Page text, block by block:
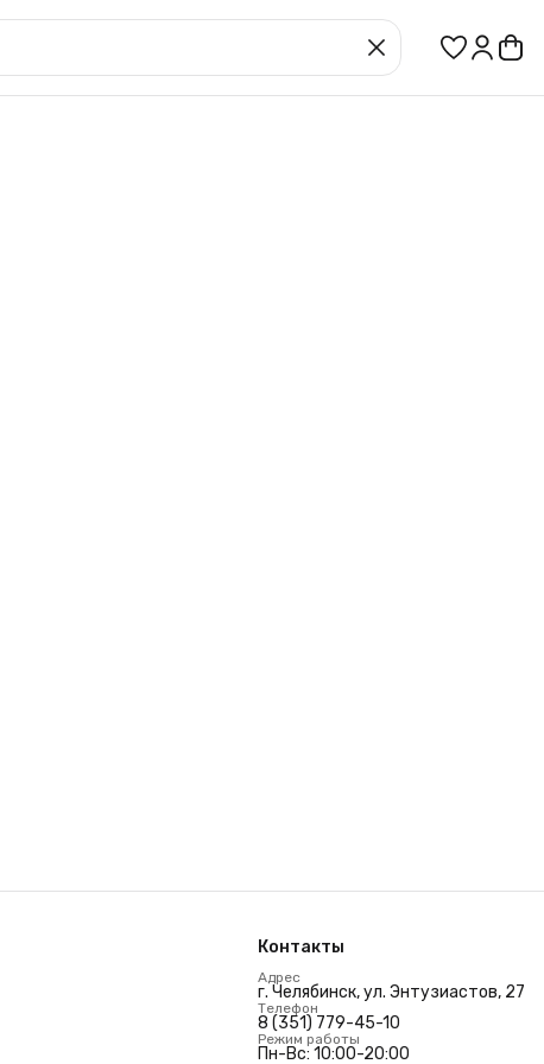
Контакты
Адрес
г. Челябинск, ул. Энтузиастов, 27
Телефон
8 (351) 779-45-10
Режим работы
Пн-Вс: 10:00-20:00